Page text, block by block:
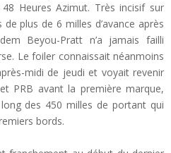
Heures Azimut. Très incisif sur
plus de 6 milles d’avance après
Beyou-Pratt n’a jamais failli
Le foiler connaissait néanmoins
midi de jeudi et voyait revenir
PRB avant la première marque,
des 450 milles de portant qui
bords.